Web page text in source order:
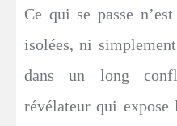
Ce qui se passe
isolées, ni
dans un long
révélateur qui